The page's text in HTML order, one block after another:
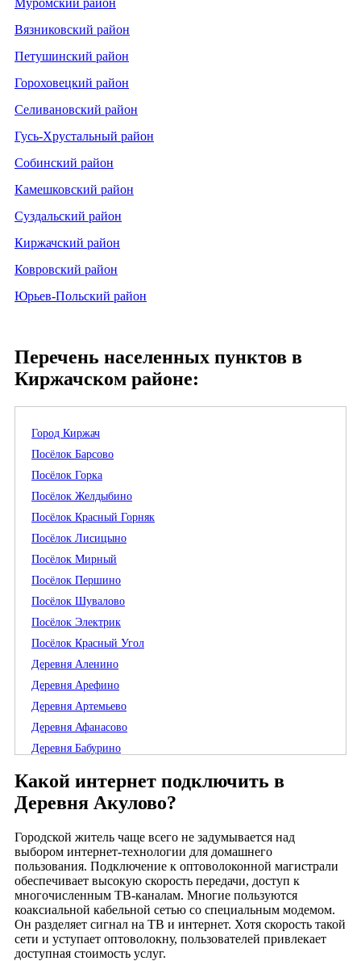
Вязниковский район
Петушинский район
Гороховецкий район
Селивановский район
Гусь-Хрустальный район
Собинский район
Камешковский район
Суздальский район
Киржачский район
Ковровский район
Юрьев-Польский район
Перечень населенных пунктов в
Киржачском районе:
Город Киржач
Посёлок Барсово
Посёлок Горка
Посёлок Желдыбино
Посёлок Красный Горняк
Посёлок Лисицыно
Посёлок Мирный
Посёлок Першино
Посёлок Шувалово
Посёлок Электрик
Посёлок Красный Угол
Деревня Аленино
Деревня Арефино
Деревня Артемьево
Деревня Афанасово
Деревня Бабурино
Деревня Бельково
Деревня Бельцы
Деревня Бухлово
Деревня Бынино
Деревня Василево
Деревня Вишняки
Деревня Власьево
Деревня Головино
Деревня Грибаново
Какой интернет подключить в
Деревня Акулово?
Городской житель чаще всего не задумывается над
выбором интернет-технологии для домашнего
пользования. Подключение к оптоволоконной магистрали
обеспечивает высокую скорость передачи, доступ к
многочисленным ТВ-каналам. Многие пользуются
коаксиальной кабельной сетью со специальным модемом.
Он разделяет сигнал на ТВ и интернет. Хотя скорость такой
сети и уступает оптоволокну, пользователей привлекает
доступная стоимость услуг.